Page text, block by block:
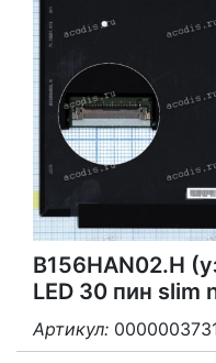
B156HAN02.H
LED 30 пин slim
Артикул: